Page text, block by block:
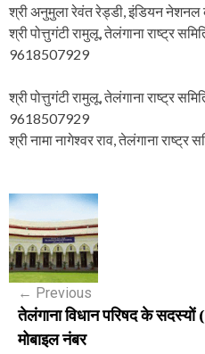
श्री अनुमुला रेवंत रेड्डी, इंडियन
श्री पोत्तुगंटी रामुलू, तेलंगाना राष्ट्र
9618507929
श्री पोत्तुगंटी रामुलू, तेलंगाना राष्ट्र
9618507929
श्री नामा नागेश्वर राव, तेलंगाना
P
o
s
n
← Previous
तेलंगाना विधान परिषद के
मोबाइल नंबर